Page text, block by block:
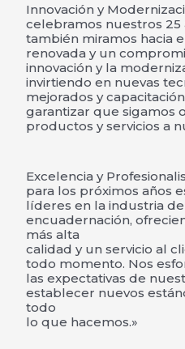
Innovación y
celebramos nuestros 25
también miramos hacia
renovada y un
innovación y la
invirtiendo en nuevas
mejorados y
garantizar que sigamos
productos y servicios a
Excelencia y
para los próximos años
líderes en la industria
encuadernación,
más alta
calidad y un servicio al
todo momento. Nos
las expectativas de
establecer nuevos
todo
lo que hacemos.»